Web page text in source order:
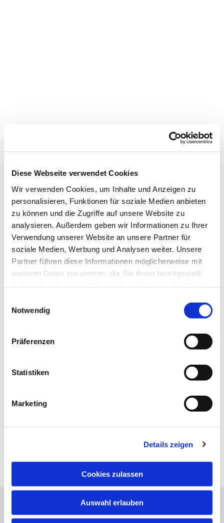
Diese Webseite verwendet Cookies
Wir verwenden Cookies, um Inhalte und Anzeigen zu
personalisieren, Funktionen für soziale Medien anbieten
zu können und die Zugriffe auf unsere Website zu
analysieren. Außerdem geben wir Informationen zu Ihrer
Verwendung unserer Website an unsere Partner für
soziale Medien, Werbung und Analysen weiter. Unsere
Partner führen diese Informationen möglicherweise mit
weiteren Daten zusammen, die Sie ihnen bereitgestellt
Notwendig
Präferenzen
Statistiken
Marketing
Details zeigen
Cookies zulassen
Auswahl erlauben
Dies könnte Sie auch interessieren
Evangelische Kirchengemeinde Neureut